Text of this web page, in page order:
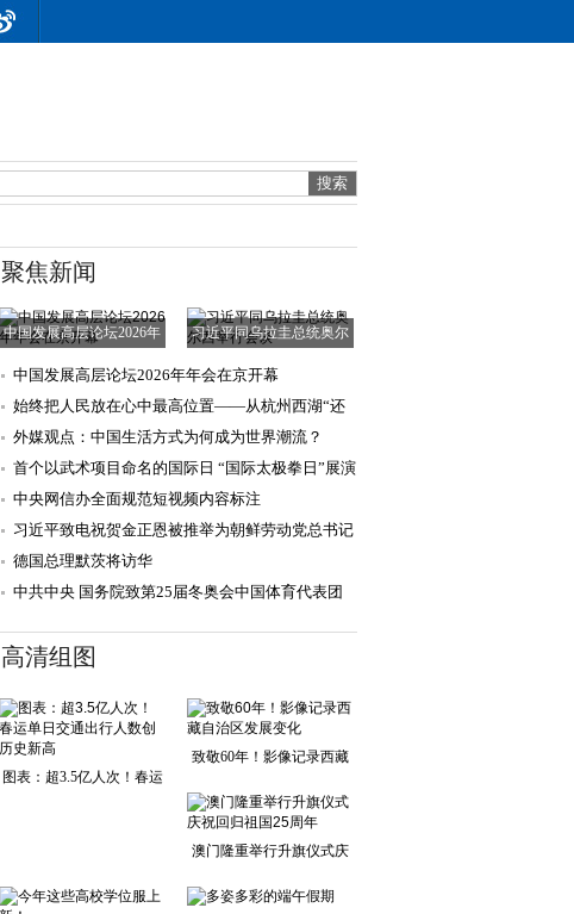
聚焦新闻
中国发展高层论坛2026年
习近平同乌拉圭总统奥尔
中国发展高层论坛2026年年会在京开幕
始终把人民放在心中最高位置——从杭州西湖“还
湖于民”看为民
外媒观点：中国生活方式为何成为世界潮流？
首个以武术项目命名的国际日 “国际太极拳日”展演
活动举行
中央网信办全面规范短视频内容标注
习近平致电祝贺金正恩被推举为朝鲜劳动党总书记
德国总理默茨将访华
中共中央 国务院致第25届冬奥会中国体育代表团
高清组图
图表：超3.5亿人次！春运
致敬60年！影像记录西藏
自治区发展变化
澳门隆重举行升旗仪式庆
祝回归祖国25周